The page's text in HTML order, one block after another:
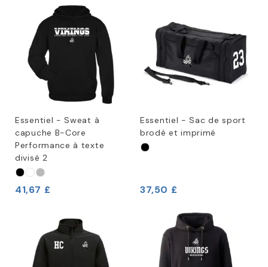
Essentiel - Sweat à
capuche B-Core
Performance à texte
divisé 2
41,67 £
Essentiel - Sac de sport
brodé et imprimé
37,50 £